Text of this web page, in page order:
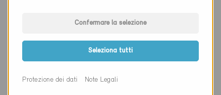
Wettingen 5430
Confermare la selezione
Seleziona tutti
Protezione dei dati Note Legali